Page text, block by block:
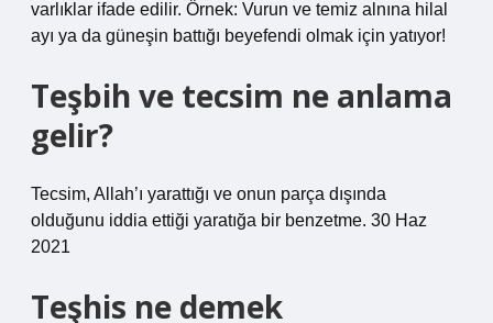
varlıklar ifade edilir. Örnek: Vurun ve temiz alnına hilal
ayı ya da güneşin battığı beyefendi olmak için yatıyor!
Teşbih ve tecsim ne anlama
gelir?
Tecsim, Allah’ı yarattığı ve onun parça dışında
olduğunu iddia ettiği yaratığa bir benzetme. 30 Haz
2021
Teşhis ne demek